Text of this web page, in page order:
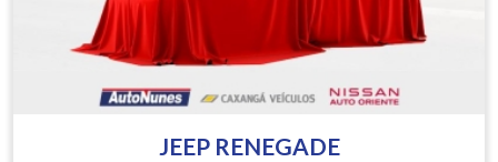
JEEP RENEGADE